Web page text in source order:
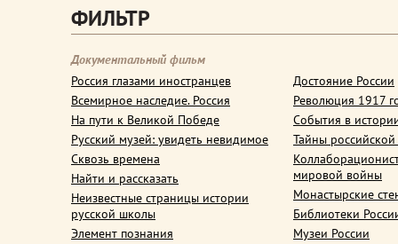
ФИЛЬТР
Документальный фильм
Россия глазами иностранцев
Всемирное наследие. Россия
На пути к Великой Победе
Русский музей: увидеть невидимое
Сквозь времена
Найти и рассказать
Неизвестные страницы истории
русской школы
Элемент познания
Достояние России
Революция 1917
События в
Тайны
мировой войны
Монастырские
Библиотеки
Музеи России